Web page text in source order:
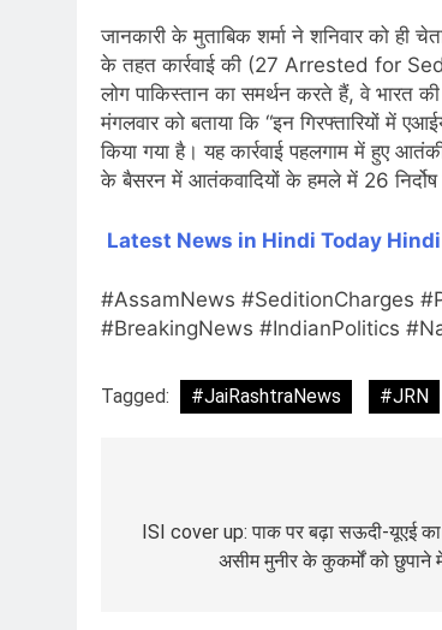
जानकारी के मुताबिक शर्मा ने शनिवार को ही
के तहत कार्रवाई की (27 Arrested for
लोग पाकिस्तान का समर्थन करते हैं, वे भारत
मंगलवार को बताया कि “इन गिरफ्तारियों में
किया गया है। यह कार्रवाई पहलगाम में हुए
के बैसरन में आतंकवादियों के हमले में 26 निर्दोष
Latest News in Hindi Today
#AssamNews #SeditionCharges
#BreakingNews #IndianPolitics
Tagged: #JaiRashtraNews #JRN
navigation
ISI cover up: पाक पर बढ़ा सऊदी-यूएई का
असीम मुनीर के कुकर्मों को